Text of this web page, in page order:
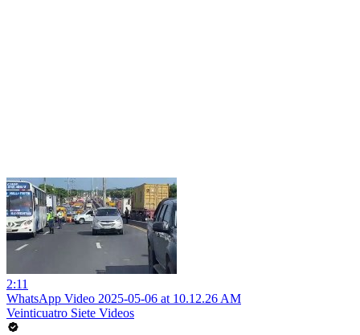
2:11
WhatsApp Video 2025-05-06 at 10.12.26 AM
Veinticuatro Siete Videos